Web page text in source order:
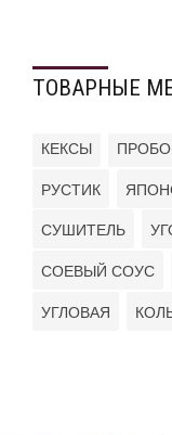
ТОВАРНЫЕ
КЕКСЫ
РУСТИК
СУШИТЕЛЬ
СОЕВЫЙ СОУС
УГЛОВАЯ